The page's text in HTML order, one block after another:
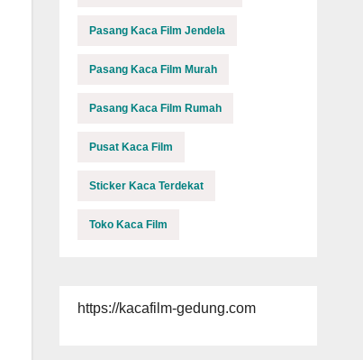
Pasang Kaca Film Jendela
Pasang Kaca Film Murah
Pasang Kaca Film Rumah
Pusat Kaca Film
Sticker Kaca Terdekat
Toko Kaca Film
https://kacafilm-gedung.com